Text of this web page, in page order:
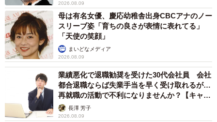
2026.08.09
母は有名女優、慶応幼稚舎出身CBCアナのノー
スリーブ姿「育ちの良さが表情に表れてる」
「天使の笑顔」
まいどなメディア
2026.08.09
業績悪化で退職勧奨を受けた30代会社員 会社
都合退職ならば失業手当を早く受け取れるが…
再就職の活動で不利になりませんか？【キャリ
アカウンセラーが解説】
長澤 芳子
2026.08.09